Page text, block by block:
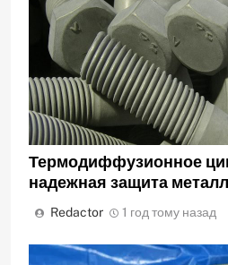
Термодиффузионное
надежная защита
Redactor 1 год тому назад